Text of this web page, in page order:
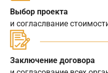
Выбор проекта
и согласлвание
Заключение договора